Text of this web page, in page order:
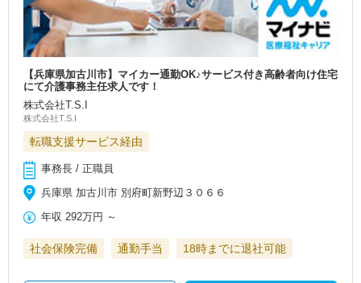
【兵庫県加古川市】マイカー通勤OK♪サービス付き高齢者向け住宅
にて介護事務主任求人です！
株式会社T.S.I
株式会社T.S.I
転職支援サービス経由
事務長 / 正職員
兵庫県 加古川市 別府町新野辺３０６６
年収 292万円 ～
社会保険完備 通勤手当 18時までに退社可能